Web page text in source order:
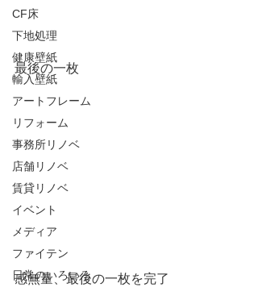
CF床
下地処理
健康壁紙
輸入壁紙
アートフレーム
リフォーム
事務所リノベ
店舗リノベ
賃貸リノベ
イベント
メディア
ファイテン
日常のいろいろ
最後の一枚
感無量、最後の一枚を完了